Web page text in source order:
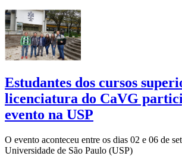
Estudantes dos cursos
licenciatura do CaVG
evento na USP
O evento aconteceu entre os dias 02 e 06 de
Universidade de São Paulo (USP)